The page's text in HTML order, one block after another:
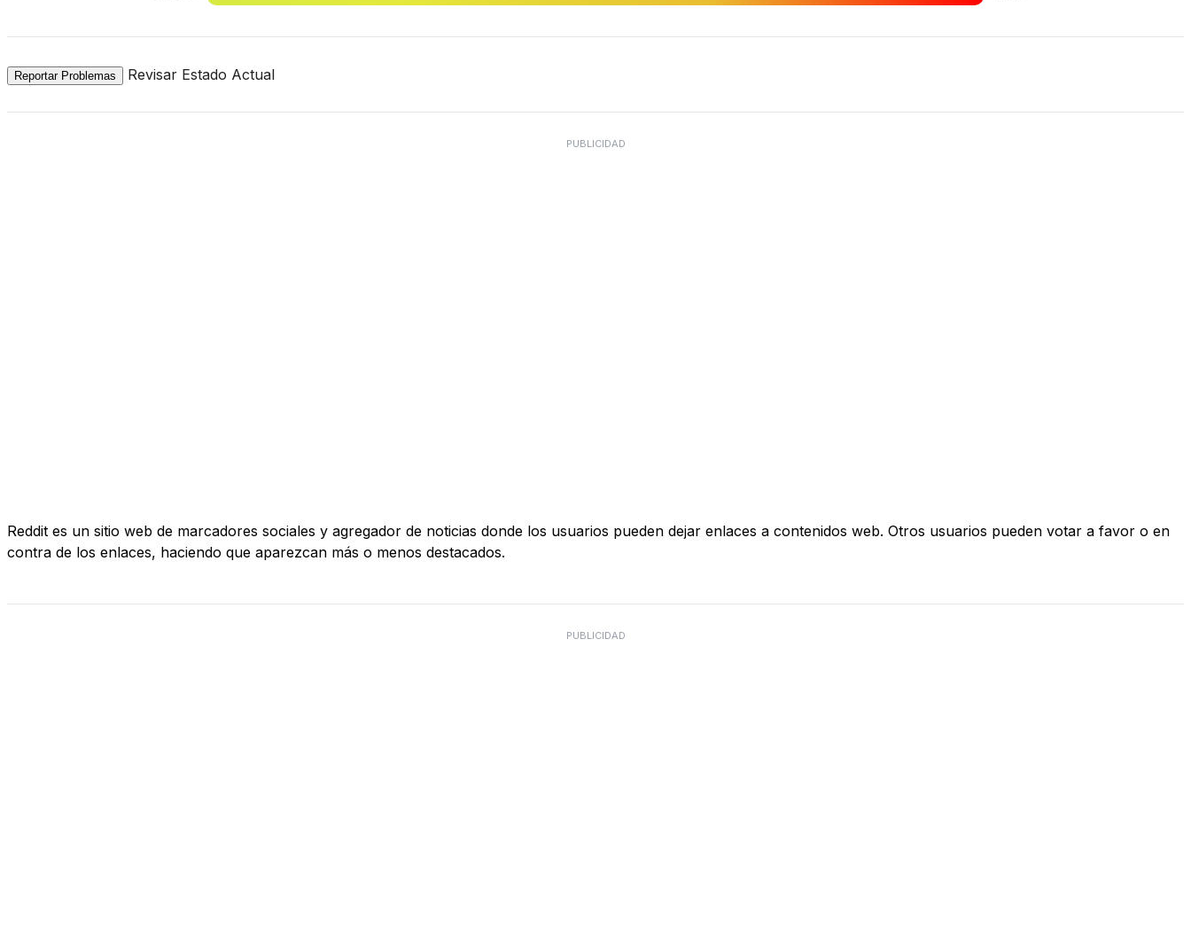
Reportar Problemas Revisar Estado Actual
PUBLICIDAD
Reddit es un sitio web de marcadores sociales y agregador de noticias donde los usuarios pueden dejar enlaces a contenidos web. Otros usuarios pueden votar a favor o en
contra de los enlaces, haciendo que aparezcan más o menos destacados.
PUBLICIDAD